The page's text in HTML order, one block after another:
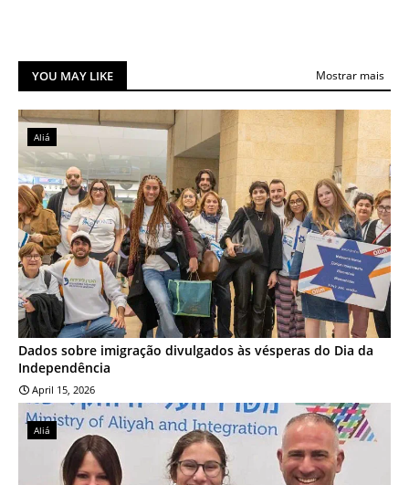
YOU MAY LIKE Mostrar mais
Aliá
Dados sobre imigração divulgados às vésperas do Dia da
Independência
April 15, 2026
Aliá